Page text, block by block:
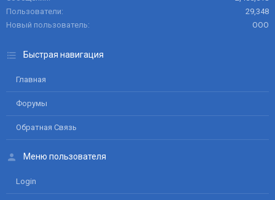
Пользователи
29,348
Новый пользователь
ООО
Быстрая навигация
Главная
Форумы
Обратная Связь
Меню пользователя
Login